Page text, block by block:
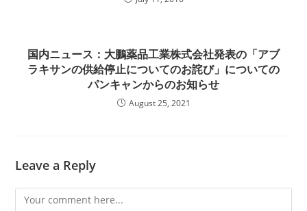
国内ニュース：大鵬薬品工業株式会社発表の「アブ
ラキサンの供給停止についてのお詫び」についての
パンキャンからのお知らせ
August 25, 2021
Leave a Reply
Comment